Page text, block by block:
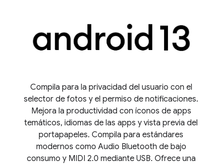
Compila para la privacidad del usuario con el
selector de fotos y el permiso de notificaciones.
Mejora la productividad con íconos de apps
temáticos, idiomas de las apps y vista previa del
portapapeles. Compila para estándares
modernos como Audio Bluetooth de bajo
consumo y MIDI 2.0 mediante USB. Ofrece una